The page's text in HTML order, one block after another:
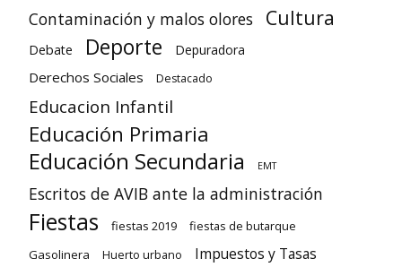
Contaminación y malos olores Cultura
Debate Deporte Depuradora
Derechos Sociales Destacado
Educacion Infantil
Educación Primaria
Educación Secundaria EMT
Escritos de AVIB ante la administración
Fiestas fiestas 2019
fiestas de butarque
Gasolinera
Huerto urbano Impuestos y Tasas